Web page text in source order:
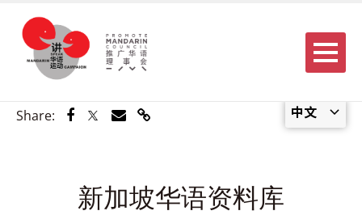
中文
Menu
Share: Share via Facebook
Share via Twitter
Share via Email
Share via Link
新加坡华语资料库